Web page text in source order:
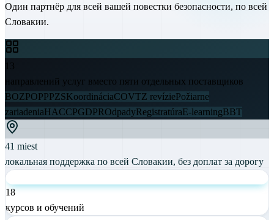
Один партнёр для всей вашей повестки безопасности, по всей
Словакии.
13
направлений услуг вместо пяти отдельных поставщиков
BOZPOPPPZSKoordináciaCOVTZ revíziePožiarne
zariadeniaHACCPGDPROdpadyRegistratúraE-learningBBT
41 miest
локальная поддержка по всей Словакии, без доплат за дорогу
18
курсов и обучений